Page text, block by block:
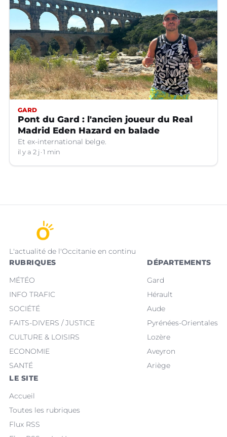
GARD
Pont du Gard : l'ancien joueur du Real
Madrid Eden Hazard en balade
Et ex-international belge.
il y a 2 j 1 min
L'actualité de l'Occitanie en continu
RUBRIQUES
MÉTÉO
INFO TRAFIC
SOCIÉTÉ
FAITS-DIVERS / JUSTICE
CULTURE & LOISIRS
ECONOMIE
SANTÉ
DÉPARTEMENTS
Gard
Hérault
Aude
Pyrénées-Orientales
Lozère
Aveyron
Ariège
LE SITE
Accueil
Toutes les rubriques
Flux RSS